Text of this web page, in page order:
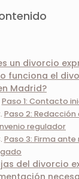
un divorcio
funciona el
Madrid?
Paso 1: Contacto
Paso 2: Redacción
regulador
Paso 3: Firma
del divorcio